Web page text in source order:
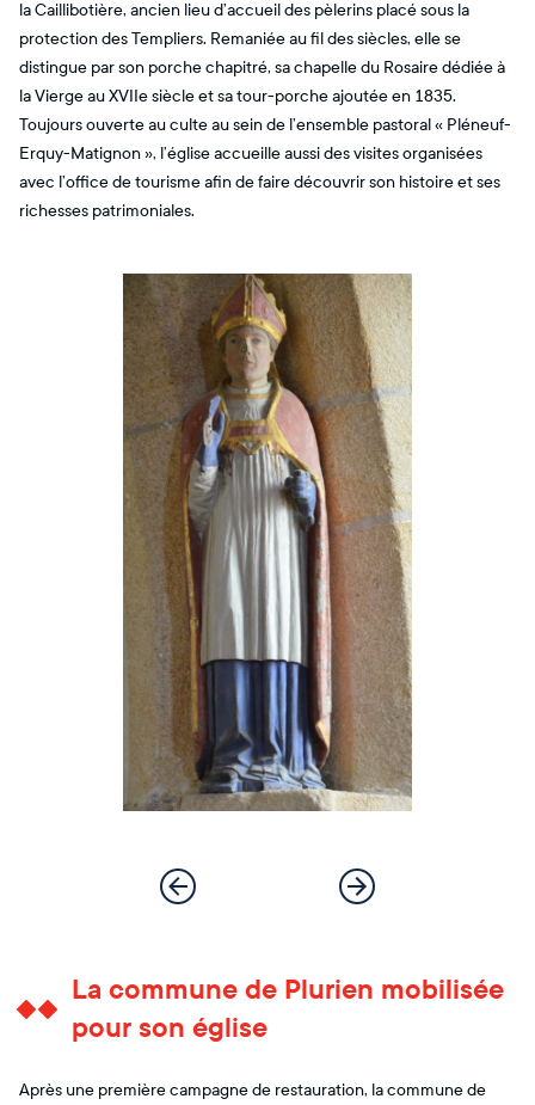
la Caillibotière, ancien lieu d’accueil des pèlerins placé sous la
protection des Templiers. Remaniée au fil des siècles, elle se
distingue par son porche chapitré, sa chapelle du Rosaire dédiée à
la Vierge au XVIIe siècle et sa tour-porche ajoutée en 1835.
Toujours ouverte au culte au sein de l’ensemble pastoral « Pléneuf-
Erquy-Matignon », l’église accueille aussi des visites organisées
avec l’office de tourisme afin de faire découvrir son histoire et ses
richesses patrimoniales.
La commune de Plurien mobilisée
pour son église
Après une première campagne de restauration, la commune de